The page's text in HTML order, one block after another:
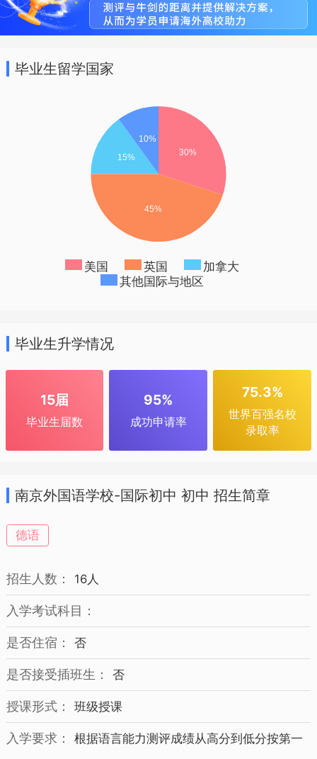
毕业生留学国家
美国 英国
加拿大
其他国际与地区
毕业生升学情况
15届
毕业生届数
95%
成功申请率
75.3%
世界百强名校
录取率
南京外国语学校-国际初中 初中 招生简章
德语
招生人数： 16人
入学考试科目：
是否住宿： 否
是否接受插班生： 否
授课形式： 班级授课
入学要求： 根据语言能力测评成绩从高分到低分按第一